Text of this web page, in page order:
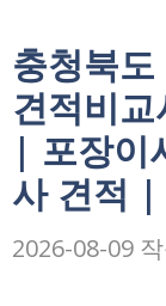
충청북
견적비
| 포장이
사 견적 |
2026-08-09